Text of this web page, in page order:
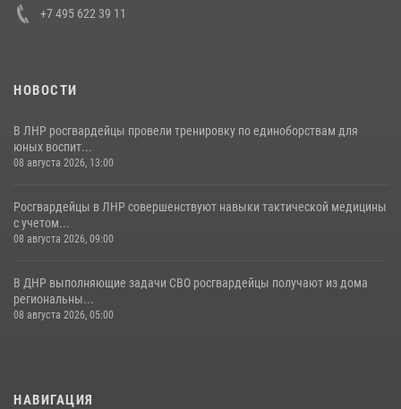
+7 495 622 39 11
НОВОСТИ
В ЛНР росгвардейцы провели тренировку по единоборствам для
юных воспит...
08 августа 2026, 13:00
Росгвардейцы в ЛНР совершенствуют навыки тактической медицины
с учетом...
08 августа 2026, 09:00
В ДНР выполняющие задачи СВО росгвардейцы получают из дома
региональны...
08 августа 2026, 05:00
НАВИГАЦИЯ